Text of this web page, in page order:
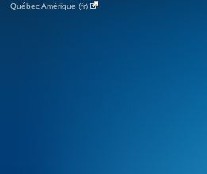
Québec Amérique (fr)